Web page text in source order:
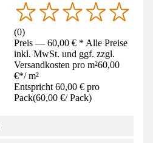
(0)
Preis — 60,00 € * Alle Preise
inkl. MwSt. und ggf. zzgl.
Versandkosten pro m²60,00
€*/ m²
Entspricht 60,00 € pro
Pack(60,00 €/ Pack)